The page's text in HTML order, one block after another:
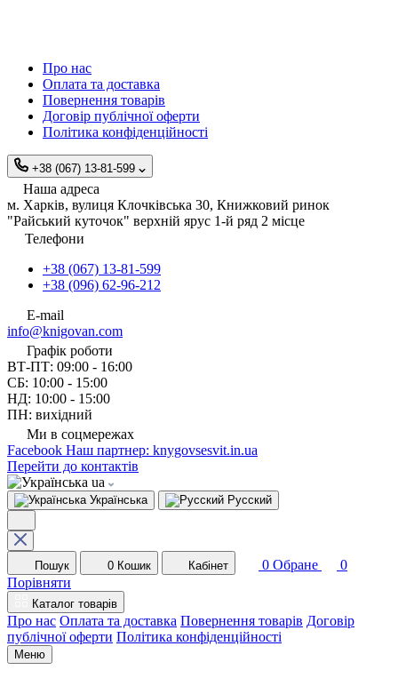
Про нас
Оплата та доставка
Повернення товарів
Договір публічної оферти
Політика конфіденційності
+38 (067) 13-81-599
Наша адреса
м. Харків, вулиця Клочківська 30, Книжковий ринок
"Райський куточок" верхній ярус 1-й ряд 2 місце
Телефони
+38 (067) 13-81-599
+38 (096) 62-96-212
E-mail
info@knigovan.com
Графік роботи
ВТ-ПТ: 09:00 - 16:00
СБ: 10:00 - 15:00
НД: 10:00 - 15:00
ПН: вихідний
Ми в соцмережах
Facebook Наш партнер: knygovsesvit.in.ua
Перейти до контактів
ua
Українська Русский
Пошук 0 Кошик Кабінет 0 Обране
0
Порівняти
Каталог товарів
Про нас Оплата та доставка Повернення товарів Договір
публічної оферти Політика конфіденційності
Меню